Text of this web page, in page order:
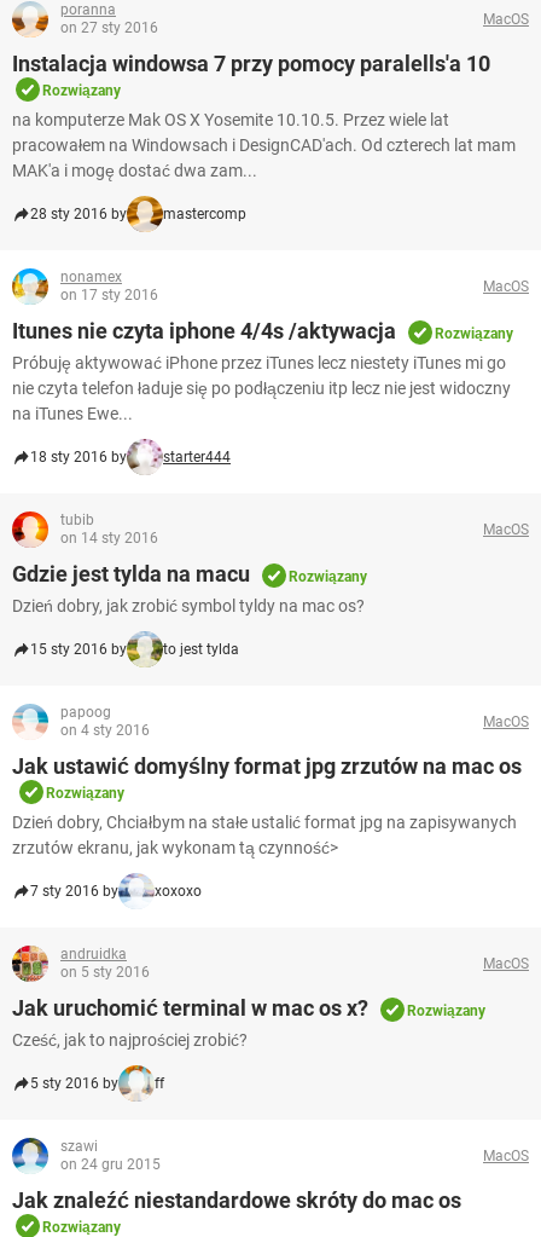
poranna
on 27 sty 2016
MacOS
Instalacja windowsa 7 przy pomocy paralells'a 10
Rozwiązany
na komputerze Mak OS X Yosemite 10.10.5. Przez wiele lat
pracowałem na Windowsach i DesignCAD'ach. Od czterech lat mam
MAK'a i mogę dostać dwa zam...
28 sty 2016 by mastercomp
nonamex
on 17 sty 2016
MacOS
Itunes nie czyta iphone 4/4s /aktywacja Rozwiązany
Próbuję aktywować iPhone przez iTunes lecz niestety iTunes mi go
nie czyta telefon ładuje się po podłączeniu itp lecz nie jest widoczny
na iTunes Ewe...
18 sty 2016 by starter444
tubib
on 14 sty 2016
MacOS
Gdzie jest tylda na macu Rozwiązany
Dzień dobry, jak zrobić symbol tyldy na mac os?
15 sty 2016 by to jest tylda
papoog
on 4 sty 2016
MacOS
Jak ustawić domyślny format jpg zrzutów na mac os
Rozwiązany
Dzień dobry, Chciałbym na stałe ustalić format jpg na zapisywanych
zrzutów ekranu, jak wykonam tą czynność>
7 sty 2016 by xoxoxo
andruidka
on 5 sty 2016
MacOS
Jak uruchomić terminal w mac os x? Rozwiązany
Cześć, jak to najprościej zrobić?
5 sty 2016 by ff
szawi
on 24 gru 2015
MacOS
Jak znaleźć niestandardowe skróty do mac os
Rozwiązany